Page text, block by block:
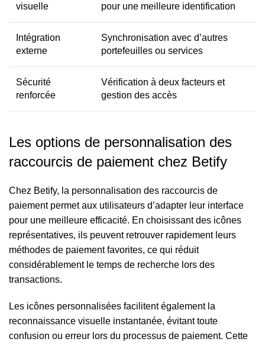
visuelle pour une meilleure identification
Intégration
externe
Synchronisation avec d’autres
portefeuilles ou services
Sécurité
renforcée
Vérification à deux facteurs et
gestion des accès
Les options de personnalisation des
raccourcis de paiement chez Betify
Chez Betify, la personnalisation des raccourcis de
paiement permet aux utilisateurs d’adapter leur interface
pour une meilleure efficacité. En choisissant des icônes
représentatives, ils peuvent retrouver rapidement leurs
méthodes de paiement favorites, ce qui réduit
considérablement le temps de recherche lors des
transactions.
Les icônes personnalisées facilitent également la
reconnaissance visuelle instantanée, évitant toute
confusion ou erreur lors du processus de paiement. Cette